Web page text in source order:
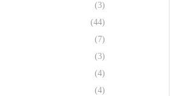
(3)
(44)
(7)
(3)
(4)
(4)